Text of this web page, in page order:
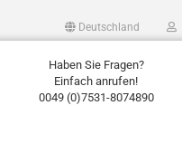
Deutschland
Haben Sie Fragen?
Einfach anrufen!
0049 (0)7531-8074890